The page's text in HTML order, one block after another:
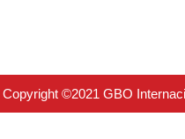
Copyright ©2021 GBO